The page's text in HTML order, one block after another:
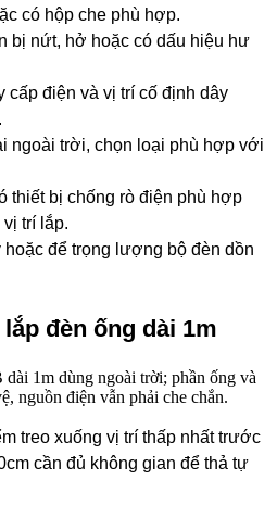
có hộp che phù hợp.
bị nứt, hở hoặc có dấu hiệu hư
cấp điện và vị trí cố định dây
ngoài trời, chọn loại phù hợp với
thiết bị chống rò điện phù hợp
trí lắp.
hoặc để trọng lượng bộ đèn dồn
đèn ống dài 1m
treo xuống vị trí thấp nhất trước
cần đủ không gian để thả tự